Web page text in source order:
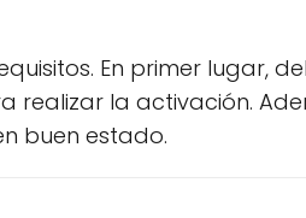
En primer lugar,
realizar la activación.
buen estado.